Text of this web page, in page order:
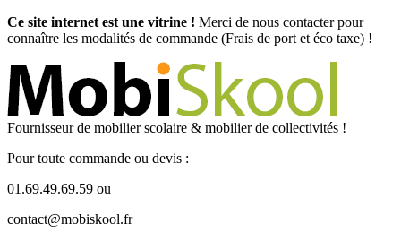
Ce site internet est une vitrine ! Merci de nous contacter pour
connaître les modalités de commande (Frais de port et éco taxe) !
Fournisseur de mobilier scolaire & mobilier de collectivités !
Pour toute commande ou devis :
01.69.49.69.59 ou
contact@mobiskool.fr